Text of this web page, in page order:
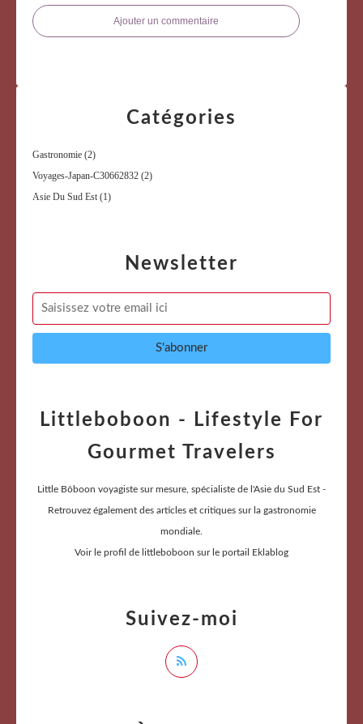
Ajouter un commentaire
Newsletter
Catégories
Gastronomie (2)
Voyages-Japan-C30662832 (2)
Asie Du Sud Est (1)
Littleboboon - Lifestyle For
Gourmet Travelers
Little Bôboon voyagiste sur mesure, spécialiste de l'Asie du Sud Est -
Retrouvez également des articles et critiques sur la gastronomie
mondiale.
Voir le profil de littleboboon sur le portail Eklablog
Suivez-moi